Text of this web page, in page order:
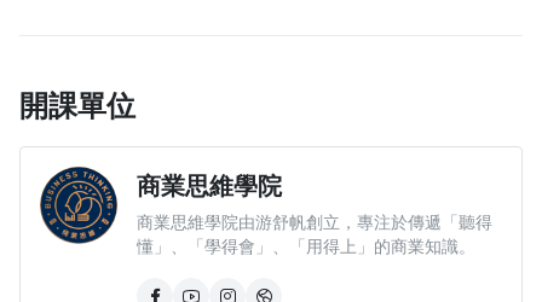
授課老師｜李全興（老查）
自2000 年進入EC 產業，18 年網際網路數位產業相關經驗，具
備電子商務B2C（企業對消費者）與C2C（消費者對消費者）之
開課單位
商業思維學院
商業思維學院由游舒帆創立，專注於傳遞「聽得
懂」、「學得會」、「用得上」的商業知識。